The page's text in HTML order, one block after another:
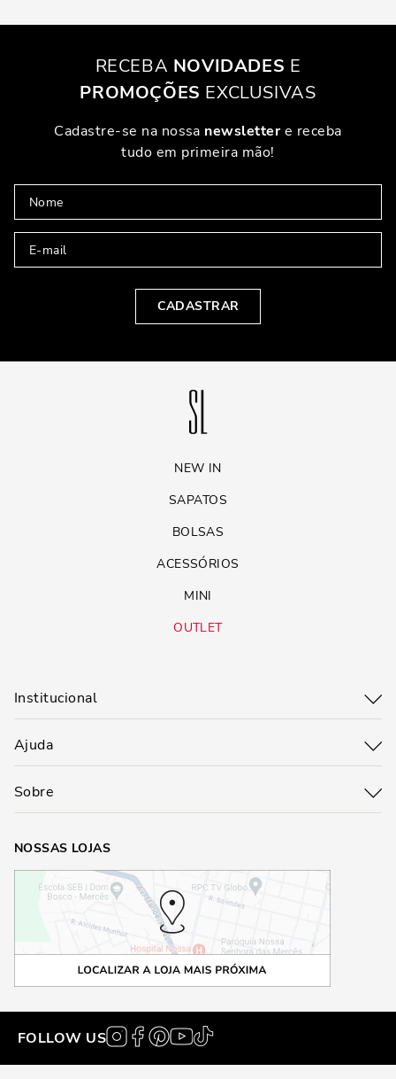
RECEBA NOVIDADES E
PROMOÇÕES EXCLUSIVAS
Cadastre-se na nossa newslettere receba
tudo em primeira mão!
CADASTRAR
NEW IN
SAPATOS
BOLSAS
ACESSÓRIOS
MINI
OUTLET
Institucional
Ajuda
Sobre
NOSSAS LOJAS
FOLLOW US